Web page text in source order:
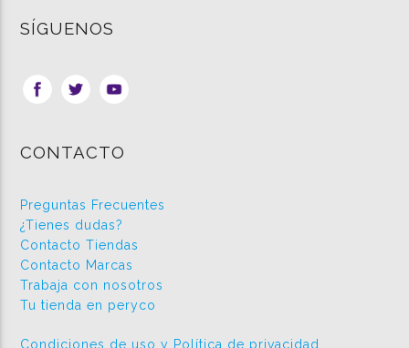
SÍGUENOS
CONTACTO
Preguntas Frecuentes
¿Tienes dudas?
Contacto Tiendas
Contacto Marcas
Trabaja con nosotros
Tu tienda en peryco
Condiciones de uso y Política de privacidad